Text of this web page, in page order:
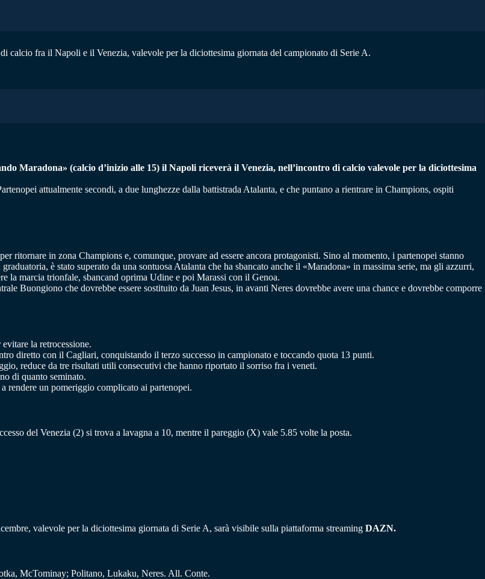
calcio fra il Napoli e il Venezia, valevole per la diciottesima giornata del campionato di Serie A.
Maradona» (calcio d’inizio alle 15) il Napoli riceverà il Venezia, nell’incontro di calcio valevole per la diciottesima
attualmente secondi, a due lunghezze dalla battistrada Atalanta, e che puntano a rientrare in Champions, ospiti
ritornare in zona Champions e, comunque, provare ad essere ancora protagonisti. Sino al momento, i partenopei stanno
è stato superato da una sontuosa Atalanta che ha sbancato anche il «Maradona» in massima serie, ma gli azzurri,
la marcia trionfale, sbancand oprima Udine e poi Marassi con il Genoa.
Buongiono che dovrebbe essere sostituito da Juan Jesus, in avanti Neres dovrebbe avere una chance e dovrebbe comporre
la retrocessione.
diretto con il Cagliari, conquistando il terzo successo in campionato e toccando quota 13 punti.
reduce da tre risultati utili consecutivi che hanno riportato il sorriso fra i veneti.
di quanto seminato.
rendere un pomeriggio complicato ai partenopei.
del Venezia (2) si trova a lavagna a 10, mentre il pareggio (X) vale 5.85 volte la posta.
valevole per la diciottesima giornata di Serie A, sarà visibile sulla piattaforma streaming DAZN.
McTominay; Politano, Lukaku, Neres. All. Conte.